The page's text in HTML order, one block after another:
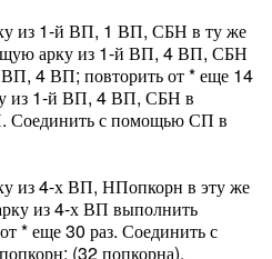
из 1-й ВП, 1 ВП, СБН в ту же
арку из 1-й ВП, 4 ВП, СБН
4 ВП; повторить от * еще 14
из 1-й ВП, 4 ВП, СБН в
Соединить с помощью СП в
из 4-х ВП, НПопкорн в эту же
из 4-х ВП выполнить
* еще 30 раз. Соединить с
(32 попкорна).